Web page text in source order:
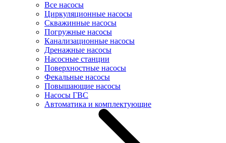
Все насосы
Циркуляционные насосы
Скважинные насосы
Погружные насосы
Канализационные насосы
Дренажные насосы
Насосные станции
Поверхностные насосы
Фекальные насосы
Повышающие насосы
Насосы ГВС
Автоматика и комплектующие